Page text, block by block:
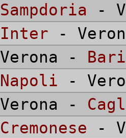
Sampdoria -
Inter -
Verona - Bari
Napoli -
Verona -
Cremonese -